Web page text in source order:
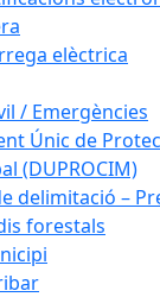
elèctrica
/ Emergències
Únic de
(DUPROCIM)
delimitació –
forestals